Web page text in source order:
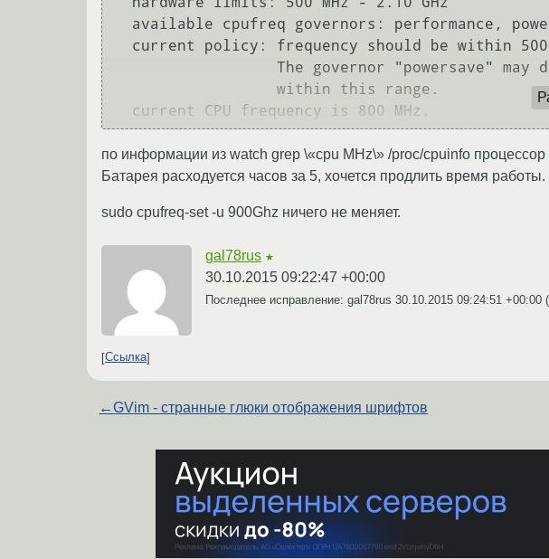
по информации из watch grep \«cpu MHz\» /proc/cpuinfo
Батарея расходуется часов за 5, хочется продлить время работы.
sudo cpufreq-set -u 900Ghz ничего не меняет.
gal78rus ★
30.10.2015 09:22:47 +00:00
Последнее исправление: gal78rus 30.10.2015 09:24:51 +00:00
Ссылка
←GVim - странные глюки отображения шрифтов